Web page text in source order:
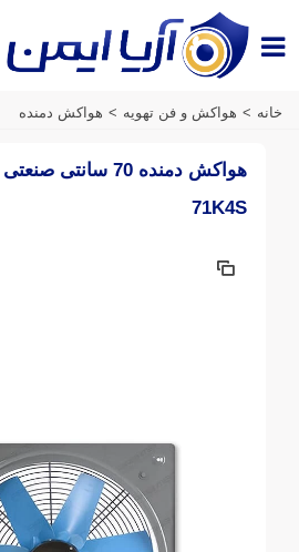
خانه > هواکش و فن تهویه > هواکش دمنده
71K4S